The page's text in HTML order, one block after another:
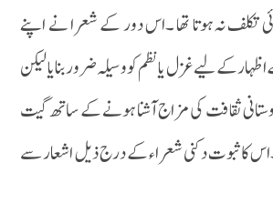
تکلف نہ ہوتا تھا ۔اس دور کے شعرا نے اپنے
کے لیے غزل یا نظم کو وسیلہ ضرور بنایا لیکن
ثقافت کی مزاج آشنا ہونے کے ساتھ گیت
کا ثبوت دکنی شعراء کے درج ذیل اشعار سے